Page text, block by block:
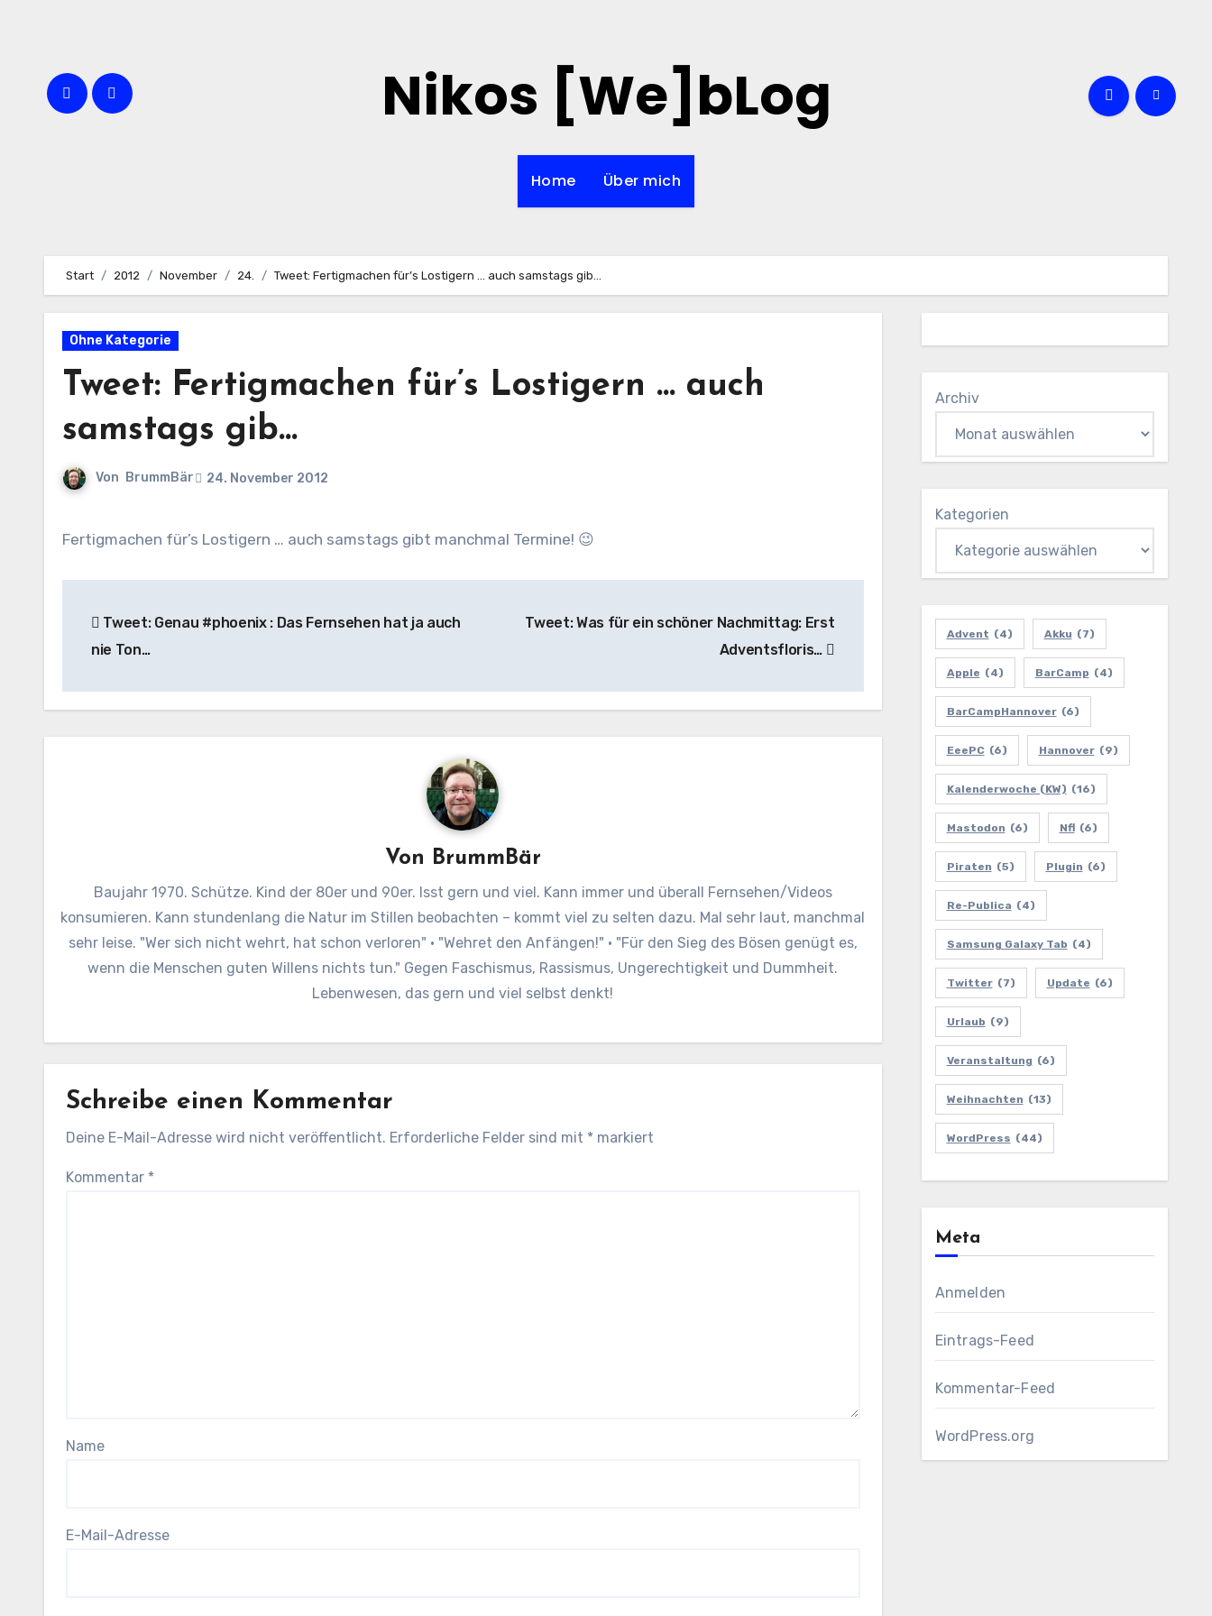
Nikos [We]bLog
Home Über mich
Start 2012 November 24. Tweet: Fertigmachen für’s Lostigern … auch samstags gib…
Ohne Kategorie
Tweet: Fertigmachen für’s Lostigern … auch
samstags gib…
Von BrummBär 24. November 2012
Fertigmachen für’s Lostigern … auch samstags gibt manchmal Termine! 😉
Tweet: Genau #phoenix : Das Fernsehen hat ja auch
nie Ton…
Tweet: Was für ein schöner Nachmittag: Erst
Adventsfloris…
Von BrummBär
Baujahr 1970. Schütze. Kind der 80er und 90er. Isst gern und viel. Kann immer und überall Fernsehen/Videos
konsumieren. Kann stundenlang die Natur im Stillen beobachten – kommt viel zu selten dazu. Mal sehr laut, manchmal
sehr leise. "Wer sich nicht wehrt, hat schon verloren" · "Wehret den Anfängen!" · "Für den Sieg des Bösen genügt es,
wenn die Menschen guten Willens nichts tun." Gegen Faschismus, Rassismus, Ungerechtigkeit und Dummheit.
Lebenwesen, das gern und viel selbst denkt!
Schreibe einen Kommentar
Deine E-Mail-Adresse wird nicht veröffentlicht. Erforderliche Felder sind mit * markiert
Kommentar *
Name
E-Mail-Adresse
Archiv
Kategorien
Advent (4) Akku (7)
Apple (4) BarCamp (4)
BarCampHannover (6)
EeePC (6) Hannover (9)
Kalenderwoche (KW) (16)
Mastodon (6) Nfl (6)
Piraten (5) Plugin (6)
Re-Publica (4)
Samsung Galaxy Tab (4)
Twitter (7) Update (6)
Urlaub (9)
Veranstaltung (6)
Weihnachten (13)
WordPress (44)
Meta
Anmelden
Eintrags-Feed
Kommentar-Feed
WordPress.org